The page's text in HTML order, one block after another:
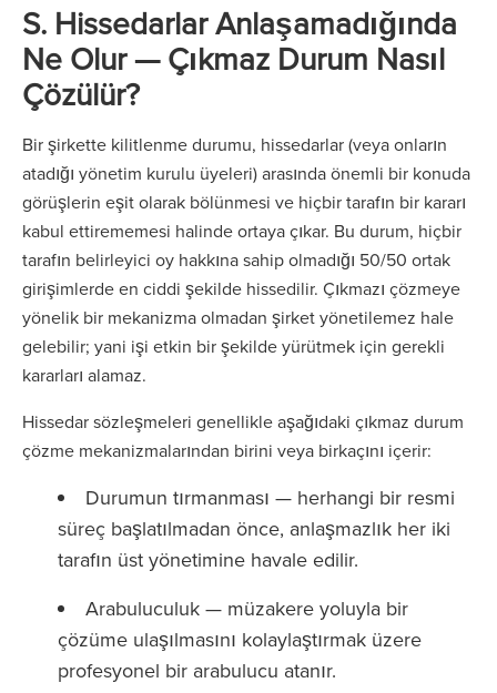
S. Hissedarlar Anlaşamadığında
Ne Olur — Çıkmaz Durum Nasıl
Çözülür?
Bir şirkette kilitlenme durumu, hissedarlar (veya onların
atadığı yönetim kurulu üyeleri) arasında önemli bir konuda
görüşlerin eşit olarak bölünmesi ve hiçbir tarafın bir kararı
kabul ettirememesi halinde ortaya çıkar. Bu durum, hiçbir
tarafın belirleyici oy hakkına sahip olmadığı 50/50 ortak
girişimlerde en ciddi şekilde hissedilir. Çıkmazı çözmeye
yönelik bir mekanizma olmadan şirket yönetilemez hale
gelebilir; yani işi etkin bir şekilde yürütmek için gerekli
kararları alamaz.
Hissedar sözleşmeleri genellikle aşağıdaki çıkmaz durum
çözme mekanizmalarından birini veya birkaçını içerir:
Durumun tırmanması — herhangi bir resmi
süreç başlatılmadan önce, anlaşmazlık her iki
tarafın üst yönetimine havale edilir.
Arabuluculuk — müzakere yoluyla bir
çözüme ulaşılmasını kolaylaştırmak üzere
profesyonel bir arabulucu atanır.